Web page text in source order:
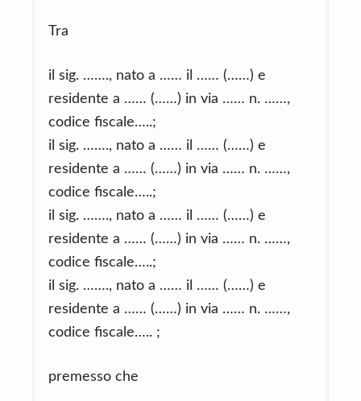
Tra
il sig. ……., nato a …… il …… (……) e
residente a …… (……) in via …… n. ……,
codice fiscale…..;
il sig. ……., nato a …… il …… (……) e
residente a …… (……) in via …… n. ……,
codice fiscale…..;
il sig. ……., nato a …… il …… (……) e
residente a …… (……) in via …… n. ……,
codice fiscale…..;
il sig. ……., nato a …… il …… (……) e
residente a …… (……) in via …… n. ……,
codice fiscale….. ;
premesso che